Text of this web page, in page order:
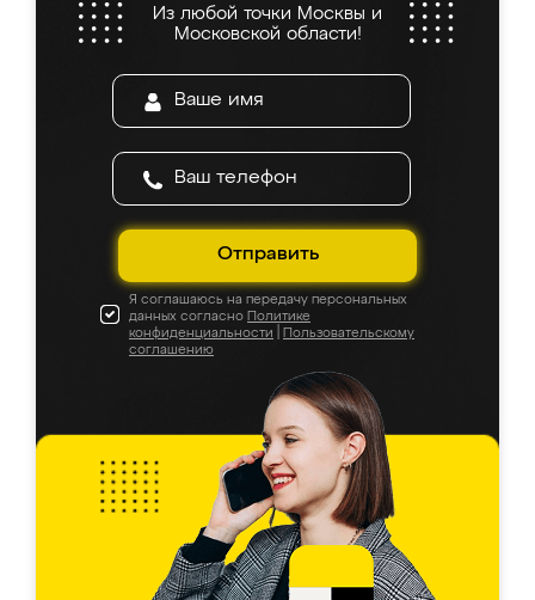
Из любой точки Москвы и
Московской области!
Отправить
Я соглашаюсь на передачу персональных
данных согласно Политике
конфиденциальности
Пользовательскому
соглашению